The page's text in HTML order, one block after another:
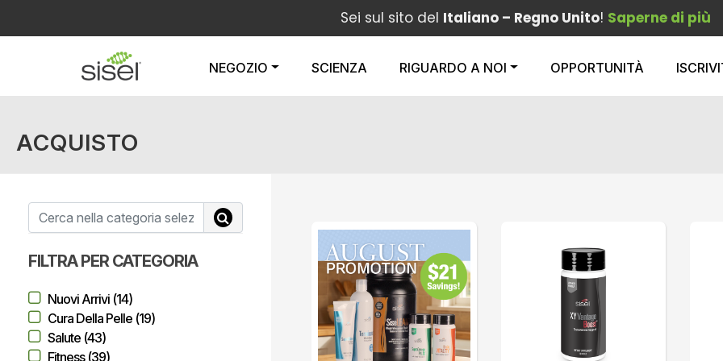
Sei sul sito del Italiano – Regno Unito! Saperne di più
NEGOZIO SCIENZA RIGUARDO A NOI OPPORTUNITÀ
ACQUISTO
FILTRA PER CATEGORIA
Nuovi Arrivi (14)
Cura Della Pelle (19)
Salute (43)
Fitness (39)